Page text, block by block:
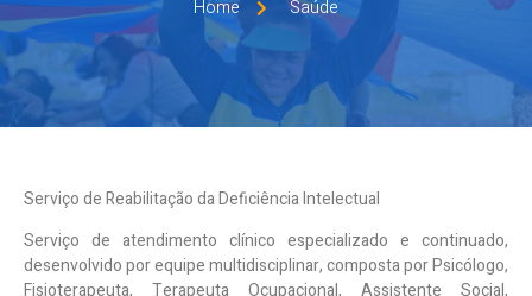
Home Saúde
Serviço de Reabilitação da Deficiência Intelectual
Serviço de atendimento clínico especializado e continuado,
desenvolvido por equipe multidisciplinar, composta por Psicólogo,